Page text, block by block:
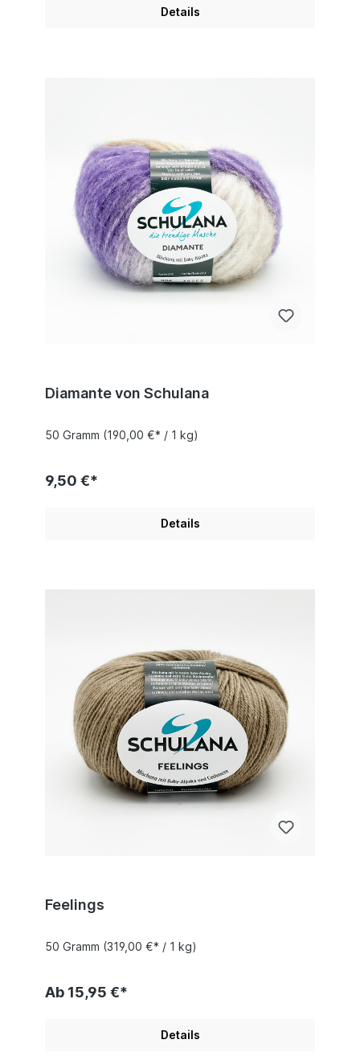
Details
Diamante von Schulana
50 Gramm (190,00 €* / 1 kg)
9,50 €*
Details
Feelings
50 Gramm (319,00 €* / 1 kg)
Ab 15,95 €*
Details